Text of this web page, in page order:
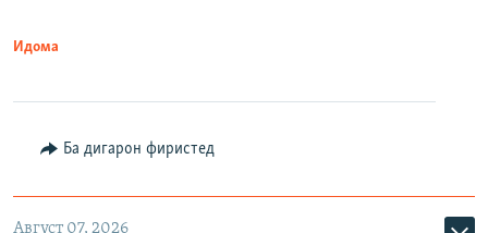
Идома
Ба дигарон фиристед
Август 07, 2026